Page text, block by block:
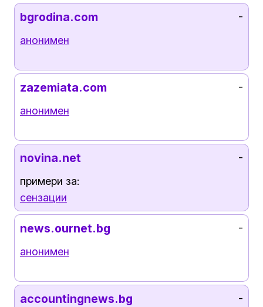
bgrodina.com
анонимен
-
zazemiata.com
анонимен
-
novina.net
примери за:
сензации
-
news.ournet.bg
анонимен
-
accountingnews.bg -